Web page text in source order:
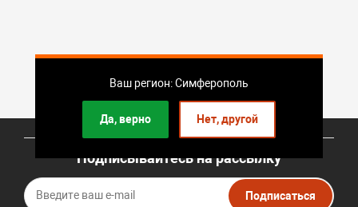
Ваш регион: Симферополь
Да, верно Нет, другой
Подписывайтесь на рассылку
Подписаться